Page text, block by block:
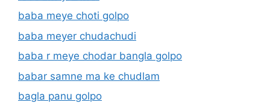
baba meye choti golpo
baba meyer chudachudi
baba r meye chodar bangla golpo
babar samne ma ke chudlam
bagla panu golpo